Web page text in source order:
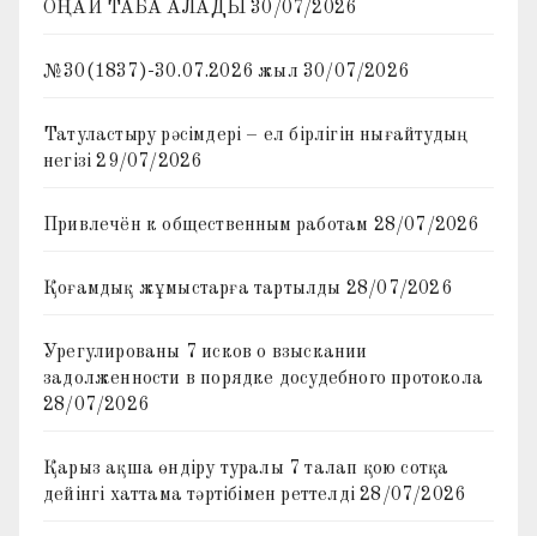
ОҢАЙ ТАБА АЛАДЫ 30/07/2026
№30(1837)-30.07.2026 жыл 30/07/2026
Татуластыру рәсімдері – ел бірлігін нығайтудың
негізі 29/07/2026
Привлечён к общественным работам 28/07/2026
Қоғамдық жұмыстарға тартылды 28/07/2026
Урегулированы 7 исков о взыскании
задолженности в порядке досудебного протокола
28/07/2026
Қарыз ақша өндіру туралы 7 талап қою сотқа
дейінгі хаттама тәртібімен реттелді 28/07/2026